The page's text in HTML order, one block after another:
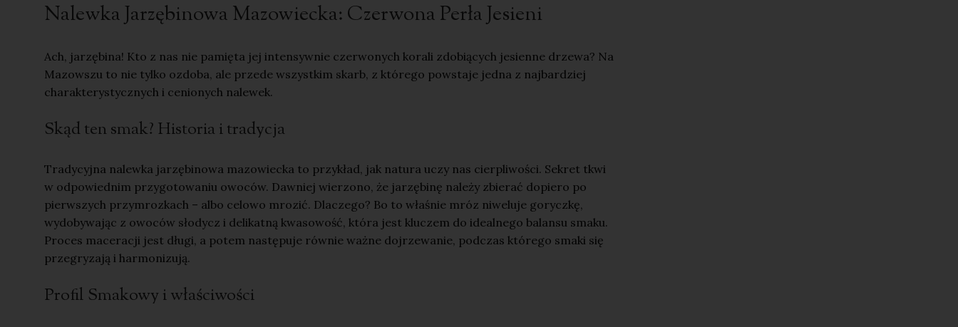
Nalewka Jarzębinowa Mazowiecka: Czerwona Perła Jesieni
Ach, jarzębina! Kto z nas nie pamięta jej intensywnie czerwonych korali zdobiących jesienne drzewa? Na
Mazowszu to nie tylko ozdoba, ale przede wszystkim skarb, z którego powstaje jedna z najbardziej
charakterystycznych i cenionych nalewek.
Skąd ten smak? Historia i tradycja
Tradycyjna nalewka jarzębinowa mazowiecka to przykład, jak natura uczy nas cierpliwości. Sekret tkwi
w odpowiednim przygotowaniu owoców. Dawniej wierzono, że jarzębinę należy zbierać dopiero po
pierwszych przymrozkach – albo celowo mrozić. Dlaczego? Bo to właśnie mróz niweluje goryczkę,
wydobywając z owoców słodycz i delikatną kwasowość, która jest kluczem do idealnego balansu smaku.
Proces maceracji jest długi, a potem następuje równie ważne dojrzewanie, podczas którego smaki się
przegryzają i harmonizują.
Profil Smakowy i właściwości